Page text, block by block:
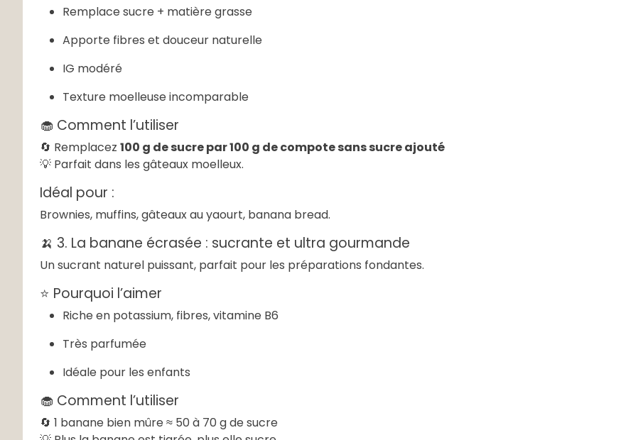
Remplace sucre + matière grasse
Apporte fibres et douceur naturelle
IG modéré
Texture moelleuse incomparable
🧁 Comment l’utiliser
🔄 Remplacez 100 g de sucre par 100 g de compote sans sucre ajouté
💡 Parfait dans les gâteaux moelleux.
Idéal pour :
Brownies, muffins, gâteaux au yaourt, banana bread.
🍌 3. La banane écrasée : sucrante et ultra gourmande
Un sucrant naturel puissant, parfait pour les préparations fondantes.
⭐ Pourquoi l’aimer
Riche en potassium, fibres, vitamine B6
Très parfumée
Idéale pour les enfants
🧁 Comment l’utiliser
🔄 1 banane bien mûre ≈ 50 à 70 g de sucre